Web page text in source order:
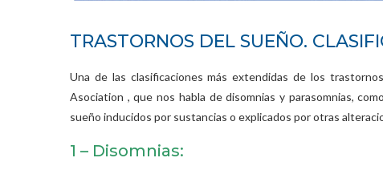
TRASTORNOS DEL SUEÑO.
Una de las clasificaciones más extendidas de los
Asociation , que nos habla de disomnias y parasomnias,
sueño inducidos por sustancias o explicados por otras
1 – Disomnias: